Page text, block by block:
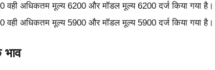
वही अधिकतम मूल्य 6200 और मॉडल मूल्य 6200 दर्ज किया गया है।
वही अधिकतम मूल्य 5900 और मॉडल मूल्य 5900 दर्ज किया गया है।
भाव